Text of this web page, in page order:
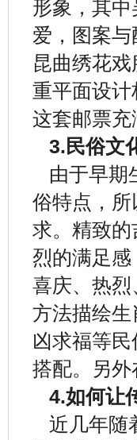
形象，其
爱，图案
昆曲绣花
重平面设
这套邮票
3.民俗文
由于早期
俗特点，
求。精致
烈的满足
喜庆、热
方法描绘
凶求福等
搭配。另
4.如何让
近几年随